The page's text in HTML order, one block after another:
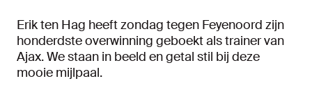
Erik ten Hag heeft zondag tegen Feyenoord zijn
honderdste overwinning geboekt als trainer van
Ajax. We staan in beeld en getal stil bij deze
mooie mijlpaal.